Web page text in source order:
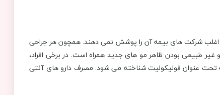
اغلب شرکت های بیمه آن را پوشش نمی دهند. همچون هر جراحی
غیر طبیعی بودن ظاهر مو های جدید همراه است. در برخی افراد،
تحت عنوان فولیکولیت شناخته می شود. مصرف دارو های آنتی